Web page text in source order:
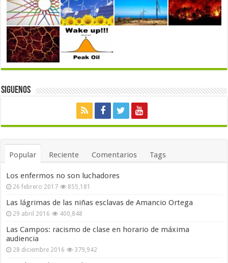
Siguenos
Popular Reciente Comentarios Tags
Los enfermos no son luchadores
26 febrero 2017 855,181
Las lágrimas de las niñas esclavas de Amancio Ortega
29 abril 2016 400,848
Las Campos: racismo de clase en horario de máxima
audiencia
28 diciembre 2016 379,942